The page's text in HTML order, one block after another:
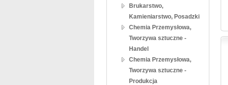
Brukarstwo,
Kamieniarstwo, Posadzki
Chemia Przemysłowa,
Tworzywa sztuczne -
Handel
Chemia Przemysłowa,
Tworzywa sztuczne -
Produkcja